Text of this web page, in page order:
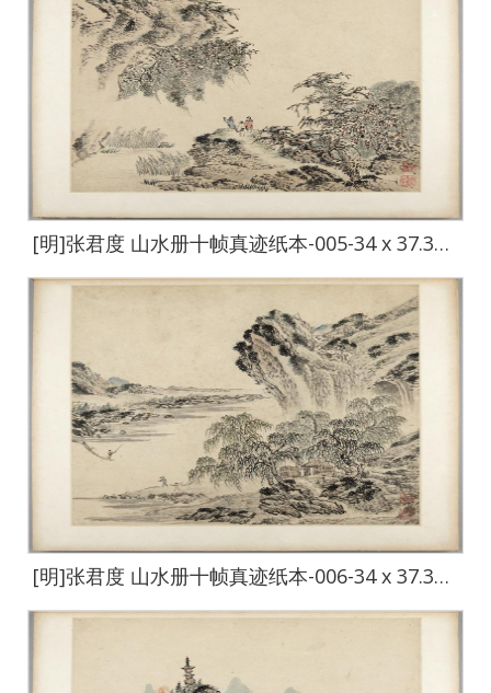
[明]张君度 山水册十帧真迹纸本-005-34 x 37.3cm
[明]张君度 山水册十帧真迹纸本-006-34 x 37.3cm